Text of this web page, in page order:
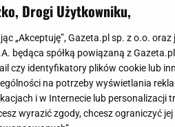
Blachy
Blacha na
Drogi Użytkowniku,
„Akceptuję”, Gazeta.pl sp. z o.o.
będąca spółką powiązaną z
czy identyfikatory plików cookie lub
na potrzeby wyświetlania
i w Internecie lub personalizacji
wyrazić zgody, chcesz ograniczyć